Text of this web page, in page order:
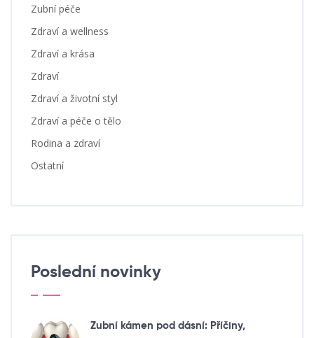
Zubní péče
Zdraví a wellness
Zdraví a krása
Zdraví
Zdraví a životní styl
Zdraví a péče o tělo
Rodina a zdraví
Ostatní
Poslední novinky
Zubní kámen pod dásní: Příčiny,